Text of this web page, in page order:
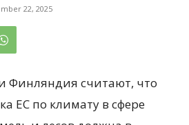
22, 2025
Финляндия считают, что
ЕС по климату в сфере